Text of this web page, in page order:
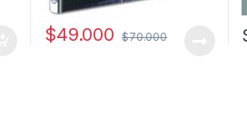
$49.000 $70.000